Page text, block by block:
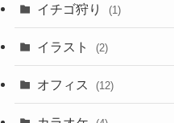
イチゴ狩り (1)
イラスト (2)
オフィス (12)